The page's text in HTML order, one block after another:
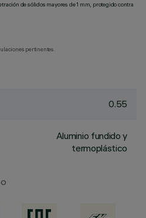
de sólidos mayores de 1 mm, protegido contra
pertinentes.
0.55
Aluminio fundido y
termoplástico